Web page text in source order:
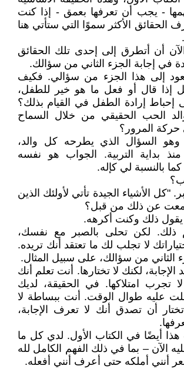
- يجب أن تعرفها بعمق - إذا كنت
الحقائق الأكثر سموًا التي ستأتي هنا
أن أتطرق إلى إحدى تلك الحقائق
في إجابة الجزء الثاني من سؤالك.
إلى هذا الجزء من سؤالي. فكيف
إذا قال أو فعل ما هو خير للطفل،
إرادة الطفل في القيام بذلك؟
الحب الحقيقي من خلال السماح
حركة المرور؟
السؤال الذي يطرحه كل والد،
بداية التربية. الجواب هو نفسه
بالنسبة لي كإله.
"كل الأشياء الجيدة تأتي لأولئك الذين
عن ذلك من قبل؟
يقول ذلك وكنت أكرهه.
ذلك. لكن تحلى بالصبر مع نفسك،
لا تجلب لك ما تعتقد أنك تريده.
الثاني من سؤالك، على سبيل المثال.
الإجابة، لكنك لا تختارها. أنت تعلم أنك
لا تجرب امتلاكها. في الحقيقة، لديك
عليه طوال الوقت. أنت ببساطة لا
أن تصدق أنك لا تعرف الإجابة،
هذا أيضًا في الكتاب الأول. لدي كل ما
الآن – بما في ذلك الفهم الكامل لله
أنني أملكه حتى أعرف أنني أفعله.